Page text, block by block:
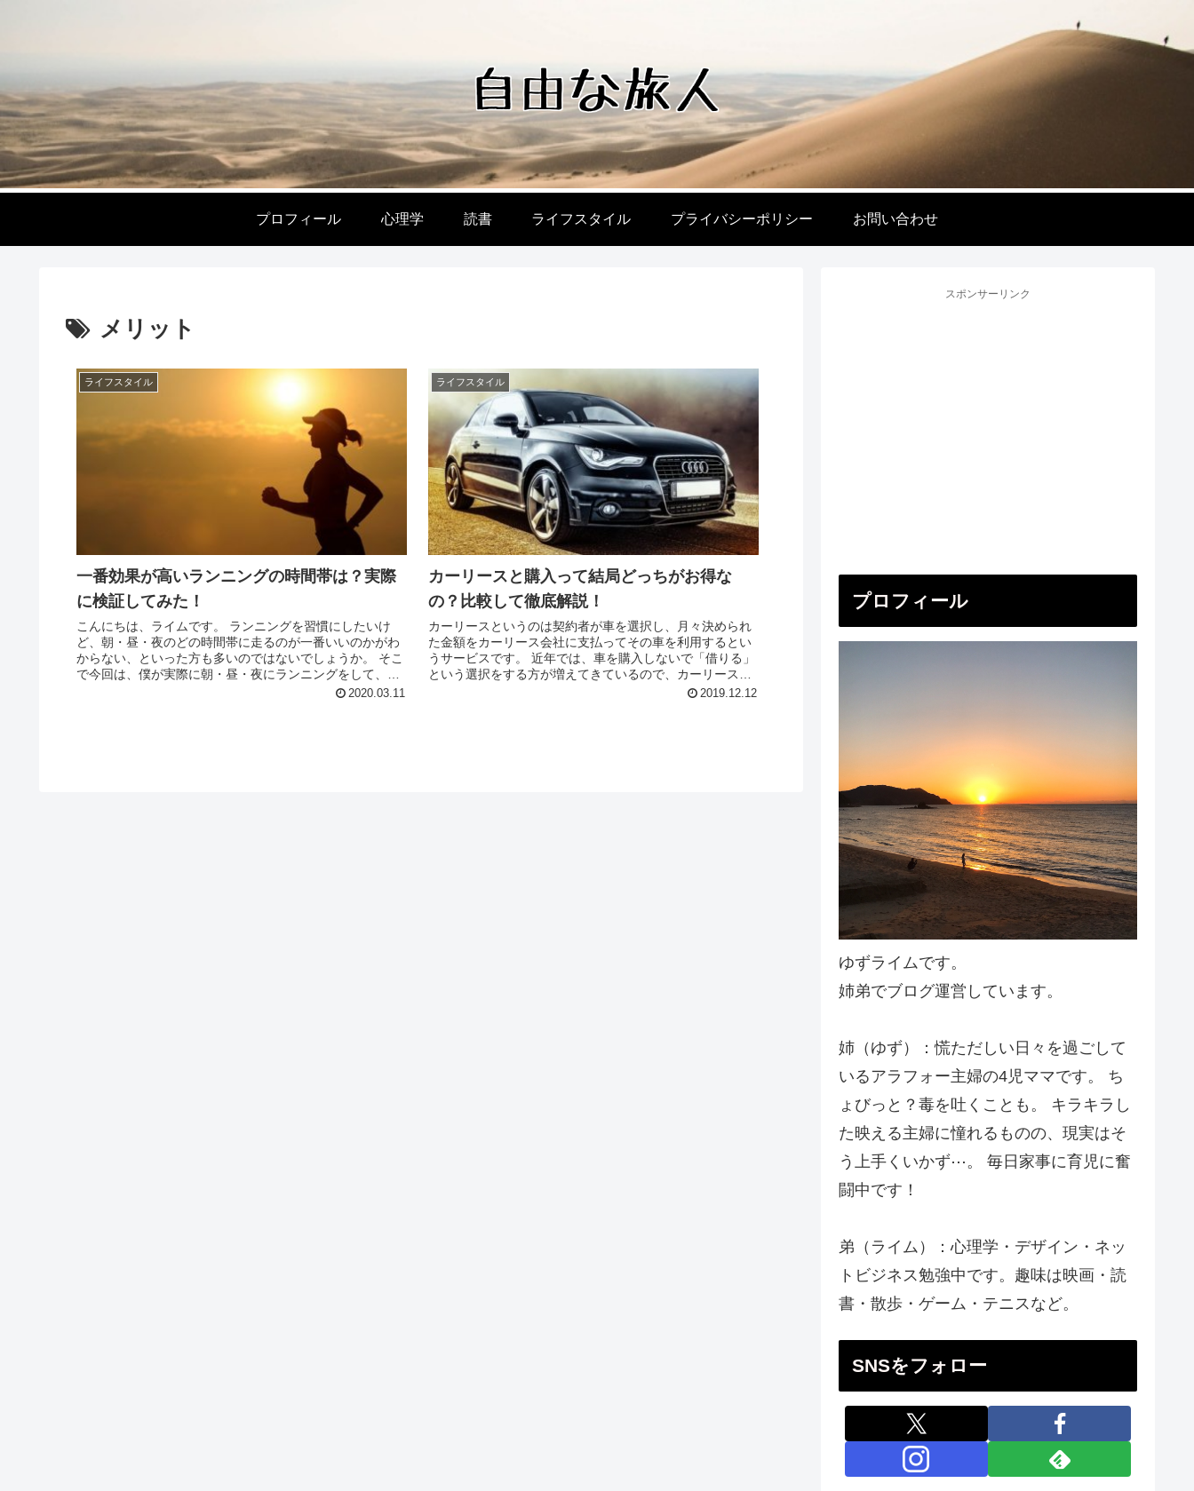
プロフィール 心理学 読書 ライフスタイル プライバシーポリシー お問い合わせ
メリット
ライフスタイル
一番効果が高いランニングの時間帯は？実際
に検証してみた！
こんにちは、ライムです。 ランニングを習慣にしたいけ
ど、朝・昼・夜のどの時間帯に走るのが一番いいのかがわ
からない、といった方も多いのではないでしょうか。 そこ
で今回は、僕が実際に朝・昼・夜にランニングをして、も
2020.03.11
ライフスタイル
カーリースと購入って結局どっちがお得な
の？比較して徹底解説！
カーリースというのは契約者が車を選択し、月々決められ
た金額をカーリース会社に支払ってその車を利用するとい
うサービスです。 近年では、車を購入しないで「借りる」
という選択をする方が増えてきているので、カーリース界
2019.12.12
スポンサーリンク
プロフィール
ゆずライムです。
姉弟でブログ運営しています。
姉（ゆず）：慌ただしい日々を過ごして
いるアラフォー主婦の4児ママです。 ち
ょびっと？毒を吐くことも。 キラキラし
た映える主婦に憧れるものの、現実はそ
う上手くいかず⋯。 毎日家事に育児に奮
闘中です！
弟（ライム）：心理学・デザイン・ネッ
トビジネス勉強中です。趣味は映画・読
書・散歩・ゲーム・テニスなど。
SNSをフォロー